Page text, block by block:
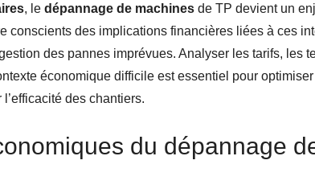
, le dépannage de machines de TP devient un
conscients des implications financières liées à ces
des pannes imprévues. Analyser les tarifs, les
économique difficile est essentiel pour
des chantiers.
du dépannage